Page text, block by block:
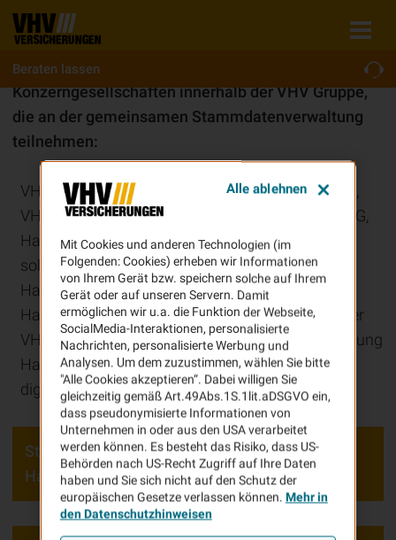
Beraten lassen
Konzerngesellschaften innerhalb der VHV Gruppe,
die an der gemeinsamen Stammdatenverwaltung
teilnehmen:
VHV Vereinigte Hannoversche Versicherung a. G.,
VHV Holding SE, VHV Allgemeine Versicherung AG,
Hannoversche Lebensversicherung AG, VHV
solutions GmbH, VHV Dienstleistungen GmbH,
Hannoversche Direktvertriebs-GmbH,
Hannoversche-Consult GmbH, Pensionskasse der
VHV-Versicherungen, VVH Versicherungsvermittlung
Hannover GmbH, WAVE Management AG, VHV
digital development GmbH.
Stellen, bei denen die Da­ten­ver­ar­bei­tung
Hauptgegenstand des Auftrags ist:
Mit Cookies und anderen Technologien (im
Folgenden: Cookies) erheben wir Informationen
von Ihrem Gerät bzw. speichern solche auf Ihrem
Gerät oder auf unseren Servern. Damit
ermöglichen wir u.a. die Funktion der Webseite,
SocialMedia-Interaktionen, personalisierte
Nachrichten, personalisierte Werbung und
Analysen. Um dem zuzustimmen, wählen Sie bitte
"Alle Cookies akzeptieren“. Dabei willigen Sie
gleichzeitig gemäß Art.49Abs.1S.1lit.aDSGVO ein,
dass pseudonymisierte Informationen von
Unternehmen in oder aus den USA verarbeitet
werden können. Es besteht das Risiko, dass US-
Behörden nach US-Recht Zugriff auf Ihre Daten
haben und Sie sich nicht auf den Schutz der
europäischen Gesetze verlassen können. Mehr in
den Datenschutzhinweisen
Alle ablehnen